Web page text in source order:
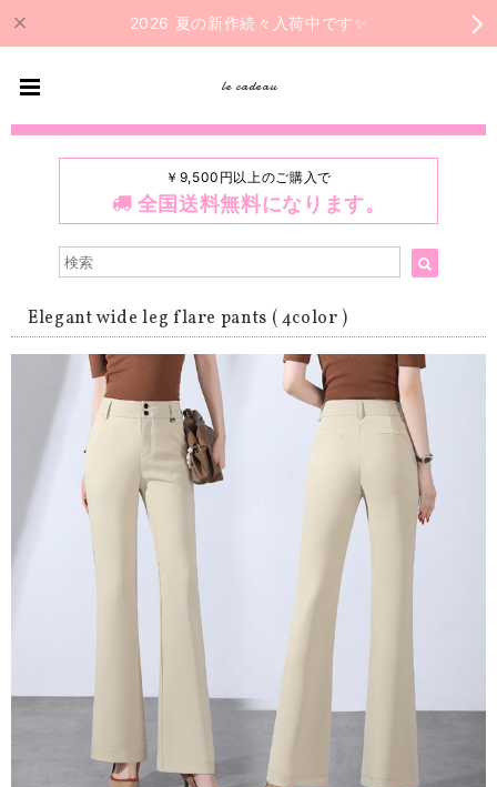
2026 夏の新作続々入荷中です✨
le cadeau
￥9,500円以上のご購入で
全国送料無料になります。
Elegant wide leg flare pants ( 4color )